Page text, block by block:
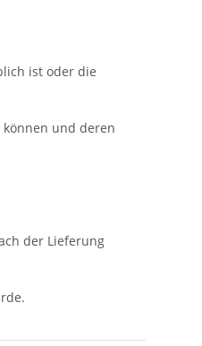
ist oder die
und deren
der Lieferung